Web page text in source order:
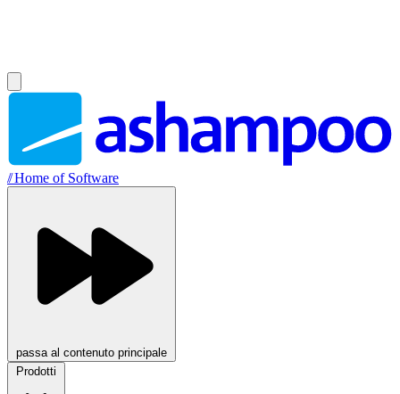
//Home of Software
passa al contenuto principale
Prodotti